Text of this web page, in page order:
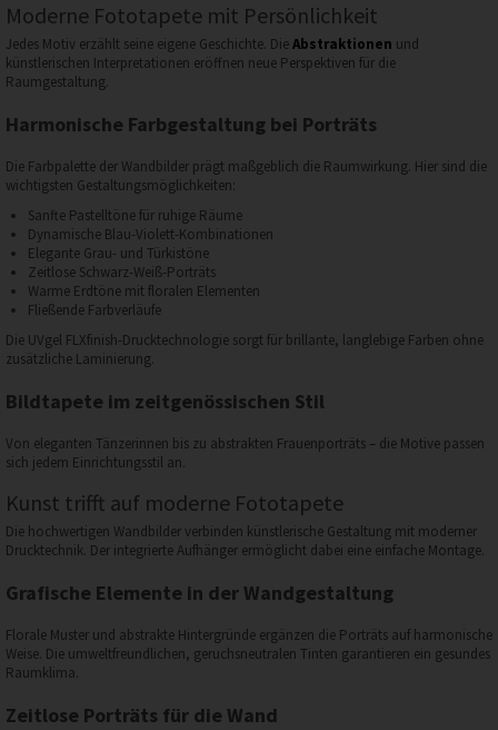
Moderne Fototapete mit Persönlichkeit
Jedes Motiv erzählt seine eigene Geschichte. DieAbstraktionen und
künstlerischen Interpretationen eröffnen neue Perspektiven für die
Raumgestaltung.
Harmonische Farbgestaltung bei Porträts
Die Farbpalette der Wandbilder prägt maßgeblich die Raumwirkung. Hier sind die
wichtigsten Gestaltungsmöglichkeiten:
Sanfte Pastelltöne für ruhige Räume
Dynamische Blau-Violett-Kombinationen
Elegante Grau- und Türkistöne
Zeitlose Schwarz-Weiß-Porträts
Warme Erdtöne mit floralen Elementen
Fließende Farbverläufe
Die UVgel FLXfinish-Drucktechnologie sorgt für brillante, langlebige Farben ohne
zusätzliche Laminierung.
Bildtapete im zeitgenössischen Stil
Von eleganten Tänzerinnen bis zu abstrakten Frauenporträts – die Motive passen
sich jedem Einrichtungsstil an.
Kunst trifft auf moderne Fototapete
Die hochwertigen Wandbilder verbinden künstlerische Gestaltung mit moderner
Drucktechnik. Der integrierte Aufhänger ermöglicht dabei eine einfache Montage.
Grafische Elemente in der Wandgestaltung
Florale Muster und abstrakte Hintergründe ergänzen die Porträts auf harmonische
Weise. Die umweltfreundlichen, geruchsneutralen Tinten garantieren ein gesundes
Raumklima.
Zeitlose Porträts für die Wand